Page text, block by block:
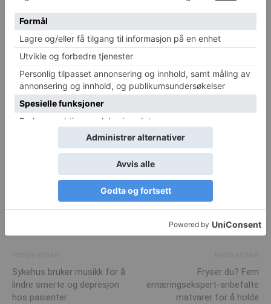
Les på F7:Elon Musk må betale milliarder til eks ansatte:
«Let that sink in»
Følg Helsesjefen.no på Google Discover
Hjerte
Sykehus bruker musikk for å
lindre smerte og depresjon
hos pasienter
Fryser du? Fem
ernæringsekspert-anbefalte
matvarer for å holde